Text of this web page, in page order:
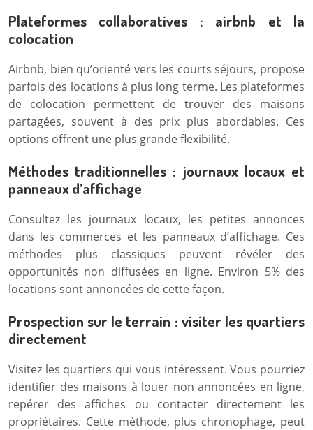
Plateformes collaboratives : airbnb et la
colocation
Airbnb, bien qu’orienté vers les courts séjours, propose
parfois des locations à plus long terme. Les plateformes
de colocation permettent de trouver des maisons
partagées, souvent à des prix plus abordables. Ces
options offrent une plus grande flexibilité.
Méthodes traditionnelles : journaux locaux et
panneaux d’affichage
Consultez les journaux locaux, les petites annonces
dans les commerces et les panneaux d’affichage. Ces
méthodes plus classiques peuvent révéler des
opportunités non diffusées en ligne. Environ 5% des
locations sont annoncées de cette façon.
Prospection sur le terrain : visiter les quartiers
directement
Visitez les quartiers qui vous intéressent. Vous pourriez
identifier des maisons à louer non annoncées en ligne,
repérer des affiches ou contacter directement les
propriétaires. Cette méthode, plus chronophage, peut